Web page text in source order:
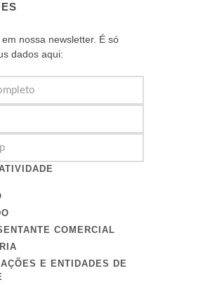
nossa newsletter. É só
dados aqui:
COMERCIAL
E ENTIDADES DE